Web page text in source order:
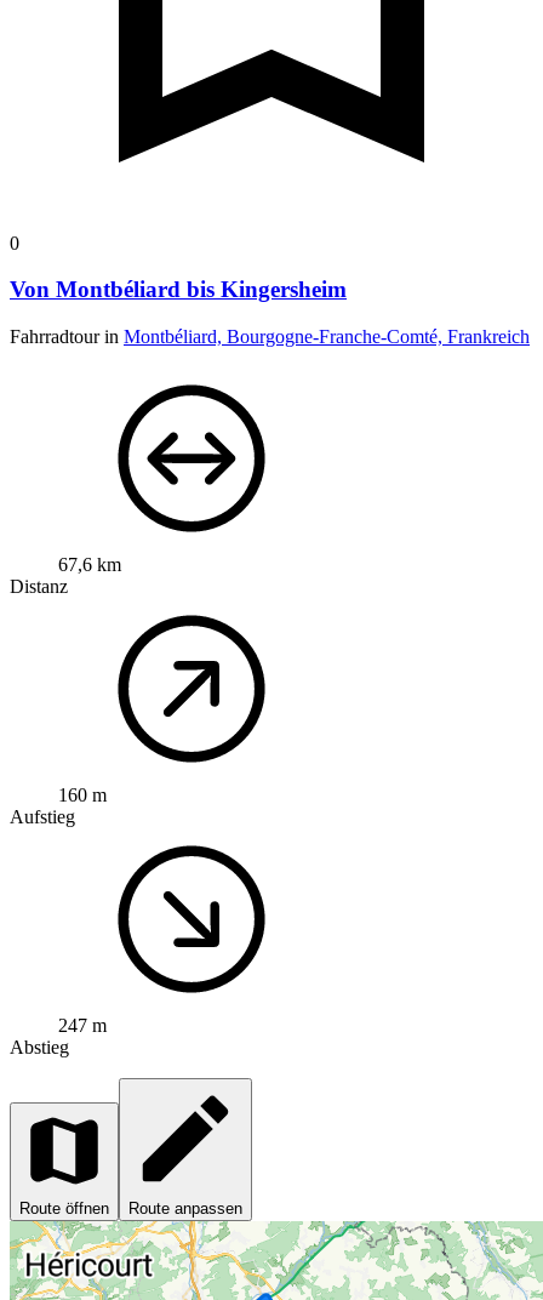
0
Von Montbéliard bis Kingersheim
Fahrradtour in Montbéliard, Bourgogne-Franche-Comté, Frankreich
67,6 km
Distanz
160 m
Aufstieg
247 m
Abstieg
Route öffnen Route anpassen